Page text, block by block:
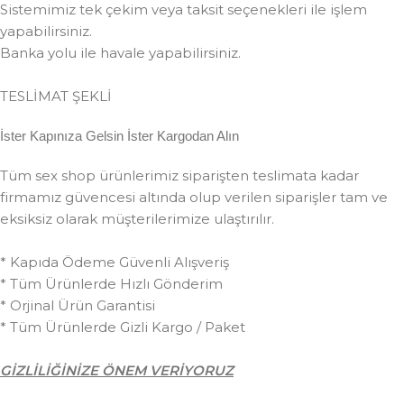
Sistemimiz tek çekim veya taksit seçenekleri ile işlem
yapabilirsiniz.
Banka yolu ile havale yapabilirsiniz.
TESLİMAT ŞEKLİ
İster Kapınıza Gelsin İster Kargodan Alın
Tüm sex shop ürünlerimiz siparişten teslimata kadar
firmamız güvencesi altında olup verilen siparişler tam ve
eksiksiz olarak müşterilerimize ulaştırılır.
* Kapıda Ödeme Güvenli Alışveriş
* Tüm Ürünlerde Hızlı Gönderim
* Orjinal Ürün Garantisi
* Tüm Ürünlerde Gizli Kargo / Paket
GİZLİLİĞİNİZE ÖNEM VERİYORUZ